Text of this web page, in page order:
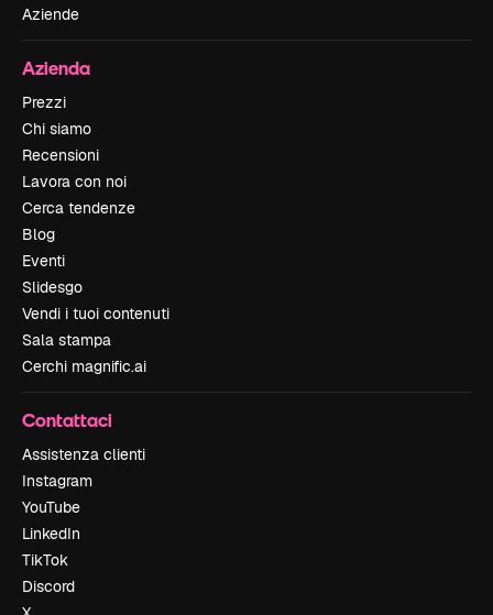
Aziende
Azienda
Prezzi
Chi siamo
Recensioni
Lavora con noi
Cerca tendenze
Blog
Eventi
Slidesgo
Vendi i tuoi contenuti
Sala stampa
Cerchi magnific.ai
Contattaci
Assistenza clienti
Instagram
YouTube
LinkedIn
TikTok
Discord